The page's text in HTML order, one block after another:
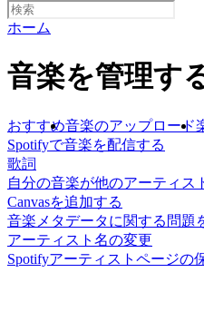
ホーム
音楽を管理す
おすすめ音楽のアップロード
Spotifyで音楽を配信する
歌詞
自分の音楽が他のアーティス
Canvasを追加する
音楽メタデータに関する問題
アーティスト名の変更
Spotifyアーティストページの